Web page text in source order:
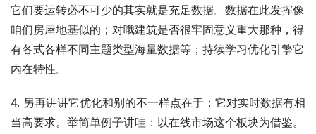
它们要运转必不可少的其实就是充足数据。数据在此发挥像
咱们房屋地基似的；对哦建筑是否很牢固意义重大那种，得
有各式各样不同主题类型海量数据等；持续学习优化引擎它
内在特性。
4. 另再讲讲它优化和别的不一样点在于；它对实时数据有相
当高要求。举简单例子讲哇：以在线市场这个板块为借鉴。